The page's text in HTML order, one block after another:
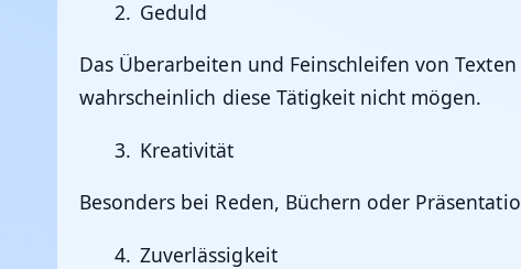
Geduld
Das Überarbeiten und Feinschleifen von
wahrscheinlich diese Tätigkeit nicht mögen.
Kreativität
Besonders bei Reden, Büchern oder
Zuverlässigkeit